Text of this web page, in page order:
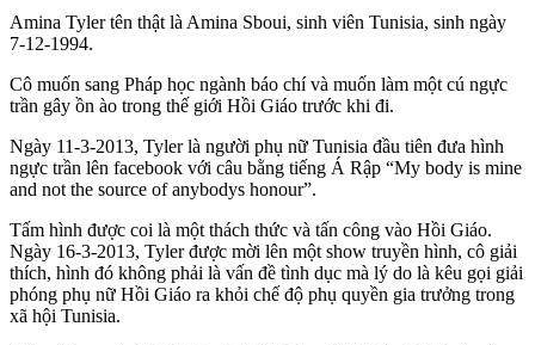
Amina Tyler tên thật là Amina Sboui, sinh viên Tunisia, sinh ngày
7-12-1994.
Cô muốn sang Pháp học ngành báo chí và muốn làm một cú ngực
trần gây ồn ào trong thế giới Hồi Giáo trước khi đi.
Ngày 11-3-2013, Tyler là người phụ nữ Tunisia đầu tiên đưa hình
ngực trần lên facebook với câu bằng tiếng Á Rập “My body is mine
and not the source of anybodys honour”.
Tấm hình được coi là một thách thức và tấn công vào Hồi Giáo.
Ngày 16-3-2013, Tyler được mời lên một show truyền hình, cô giải
thích, hình đó không phải là vấn đề tình dục mà lý do là kêu gọi giải
phóng phụ nữ Hồi Giáo ra khỏi chế độ phụ quyền gia trưởng trong
xã hội Tunisia.